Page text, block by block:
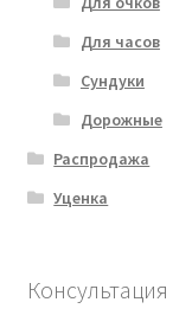
Для часов
Сундуки
Дорожные
Распродажа
Уценка
Консультация